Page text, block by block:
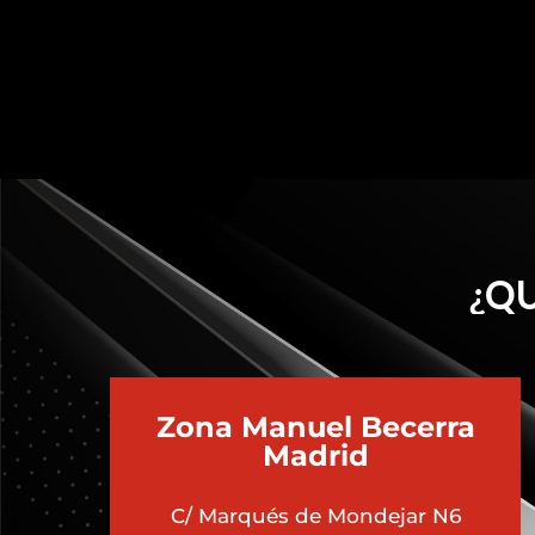
Zona Manuel Becerra
Madrid
C/ Marqués de Mondejar N6